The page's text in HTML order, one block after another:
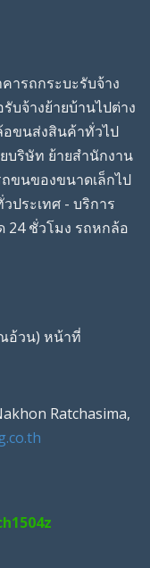
ารถกระบะรับจ้าง
บจ้างย้ายบ้านไปต่าง
อขนส่งสินค้าทั่วไป
บริษัท ย้ายสํานักงาน
ขนของขนาดเล็กไป
ประเทศ - บริการ
24 ชั่วโมง รถหกล้อ
อ้วน) หน้าที่
Ratchasima,